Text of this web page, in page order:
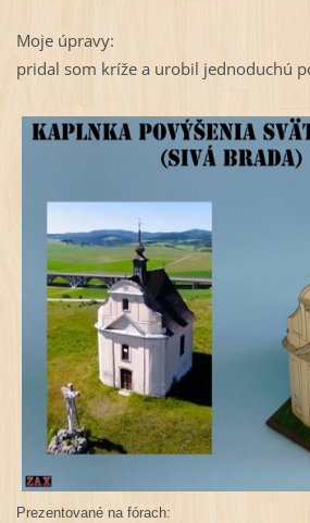
Moje úpravy:
pridal som kríže a urobil jednoduchú
Prezentované na fórach: